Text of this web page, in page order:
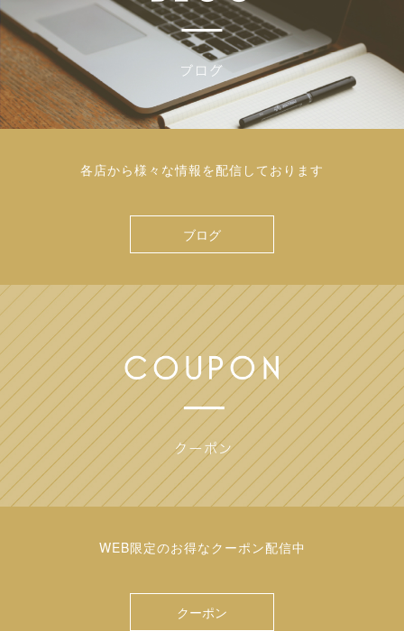
各店から様々な情報を配信しております
ブログ
WEB限定のお得なクーポン配信中
クーポン